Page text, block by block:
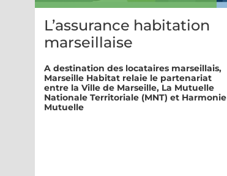
L’assurance habitation
marseillaise
A destination des locataires marseillais,
Marseille Habitat relaie le partenariat
entre la Ville de Marseille, La Mutuelle
Nationale Territoriale (MNT) et Harmonie
Mutuelle